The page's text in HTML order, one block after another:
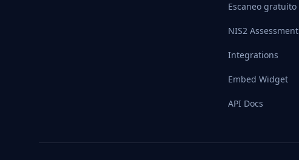
Escaneo gratuito
NIS2 Assessment
Integrations
Embed Widget
API Docs